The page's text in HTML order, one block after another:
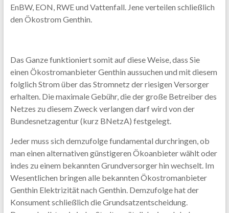
EnBW, EON, RWE und Vattenfall. Jene verteilen schließlich
den Ökostrom Genthin.
Das Ganze funktioniert somit auf diese Weise, dass Sie
einen Ökostromanbieter Genthin aussuchen und mit diesem
folglich Strom über das Stromnetz der riesigen Versorger
erhalten. Die maximale Gebühr, die der große Betreiber des
Netzes zu diesem Zweck verlangen darf wird von der
Bundesnetzagentur (kurz BNetzA) festgelegt.
Jeder muss sich demzufolge fundamental durchringen, ob
man einen alternativen günstigeren Ökoanbieter wählt oder
indes zu einem bekannten Grundversorger hin wechselt. Im
Wesentlichen bringen alle bekannten Ökostromanbieter
Genthin Elektrizität nach Genthin. Demzufolge hat der
Konsument schließlich die Grundsatzentscheidung.